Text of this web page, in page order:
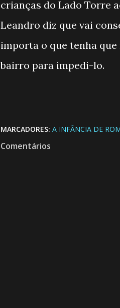
crianças do Lado Torre
Leandro diz que vai
importa o que tenha
bairro para impedi-lo.
MARCADORES: A INFÂNCIA DE
Comentários